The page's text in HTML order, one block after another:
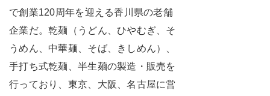
で創業120周年を迎える香川県の老舗
企業だ。乾麺（うどん、ひやむぎ、そ
うめん、中華麺、そば、きしめん）、
手打ち式乾麺、半生麺の製造・販売を
行っており、東京、大阪、名古屋に営